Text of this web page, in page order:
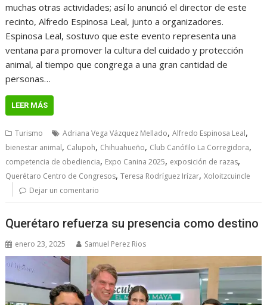
muchas otras actividades; así lo anunció el director de este
recinto, Alfredo Espinosa Leal, junto a organizadores.
Espinosa Leal, sostuvo que este evento representa una
ventana para promover la cultura del cuidado y protección
animal, al tiempo que congrega a una gran cantidad de
personas…
LEER MÁS
Turismo Adriana Vega Vázquez Mellado,Alfredo Espinosa Leal,
bienestar animal, Calupoh, Chihuahueño, Club Canófilo La Corregidora,
competencia de obediencia, Expo Canina 2025, exposición de razas,
Querétaro Centro de Congresos,Teresa Rodríguez Irízar,Xoloitzcuincle
Dejar un comentario
Querétaro refuerza su presencia como destino
enero 23, 2025 Samuel Perez Rios